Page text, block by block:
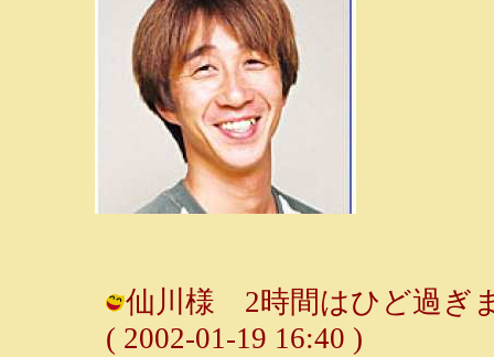
仙川様 2時間はひど過ぎ
( 2002-01-19 16:40 )